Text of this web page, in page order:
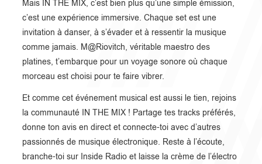
Mais IN THE MIX, c’est bien plus qu’une simple émission,
c’est une expérience immersive. Chaque set est une
invitation à danser, à s’évader et à ressentir la musique
comme jamais. M@Riovitch, véritable maestro des
platines, t’embarque pour un voyage sonore où chaque
morceau est choisi pour te faire vibrer.
Et comme cet événement musical est aussi le tien, rejoins
la communauté IN THE MIX ! Partage tes tracks préférés,
donne ton avis en direct et connecte-toi avec d’autres
passionnés de musique électronique. Reste à l’écoute,
branche-toi sur Inside Radio et laisse la crème de l’électro